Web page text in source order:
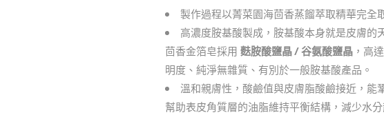
製作過程以菁菜園海茴香蒸餾萃取精華完全
高濃度胺基酸製成，胺基酸本身就是皮膚
茴香金箔皂採用 麩胺酸鹽晶 / 谷氨酸鹽晶 ，高
明度、純淨無雜質、有別於一般胺基酸產品。
溫和親膚性，酸鹼值與皮膚脂酸鹼接近，能
幫助表皮角質層的油脂維持平衡結構，減少水